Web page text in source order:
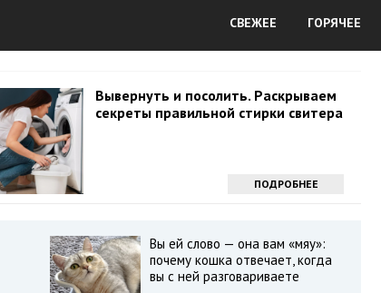
СВЕЖЕЕ ГОРЯЧЕЕ
Вывернуть и посолить. Раскрываем
секреты правильной стирки свитера
ПОДРОБНЕЕ
Вы ей слово — она вам «мяу»:
почему кошка отвечает, когда
вы с ней разговариваете